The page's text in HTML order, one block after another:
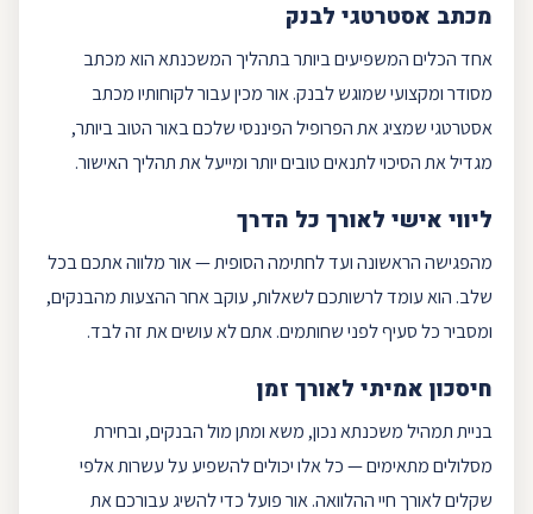
מכתב אסטרטגי לבנק
אחד הכלים המשפיעים ביותר בתהליך המשכנתא הוא מכתב
מסודר ומקצועי שמוגש לבנק. אור מכין עבור לקוחותיו מכתב
אסטרטגי שמציג את הפרופיל הפיננסי שלכם באור הטוב ביותר,
מגדיל את הסיכוי לתנאים טובים יותר ומייעל את תהליך האישור.
ליווי אישי לאורך כל הדרך
מהפגישה הראשונה ועד לחתימה הסופית — אור מלווה אתכם בכל
שלב. הוא עומד לרשותכם לשאלות, עוקב אחר ההצעות מהבנקים,
ומסביר כל סעיף לפני שחותמים. אתם לא עושים את זה לבד.
חיסכון אמיתי לאורך זמן
בנייתתמהיל משכנתאנכון, משא ומתן מול הבנקים, ובחירת
מסלולים מתאימים — כל אלו יכולים להשפיע על עשרות אלפי
שקלים לאורך חיי ההלוואה. אור פועל כדי להשיג עבורכם את